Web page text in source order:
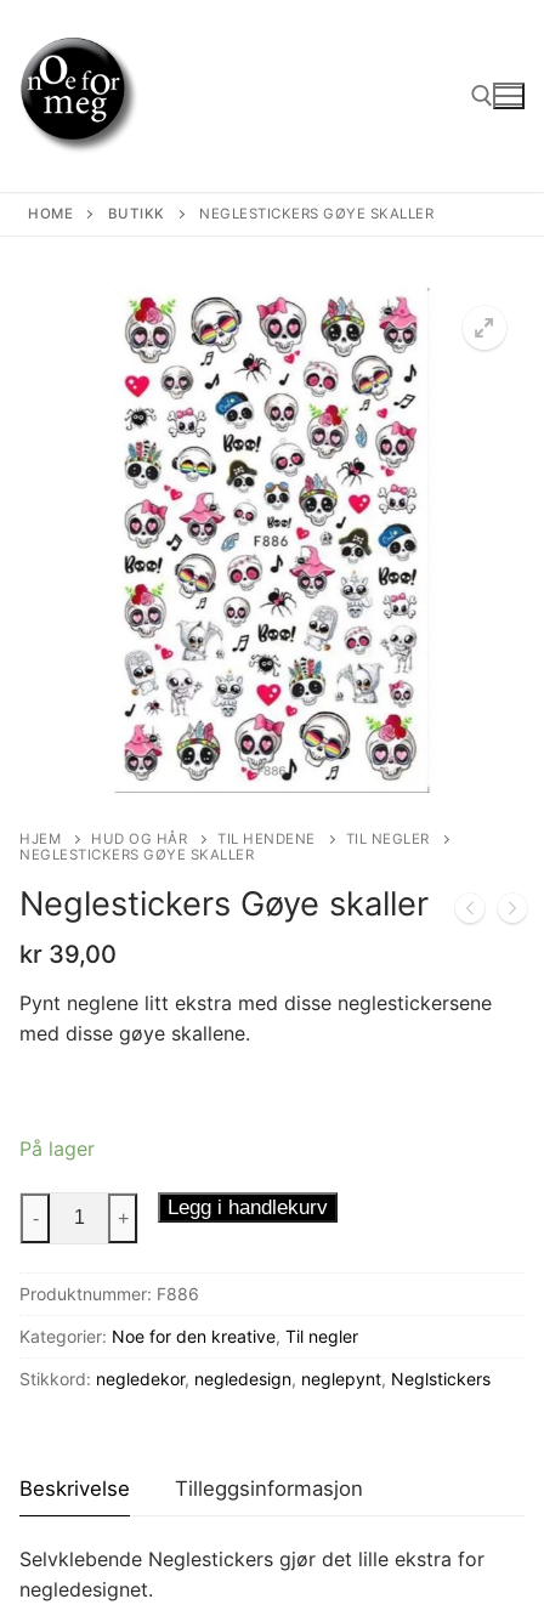
content
HOME BUTIKK NEGLESTICKERS GØYE SKALLER
HJEM HUD OG HÅR TIL HENDENE
TIL NEGLER
NEGLESTICKERS GØYE SKALLER
Neglestickers Gøye skaller
kr 39,00
Pynt neglene litt ekstra med disse neglestickersene
med disse gøye skallene.
På lager
Neglestickers
Gøye
antall
- + Legg i handlekurv
Produktnummer: F886
Kategorier: Noe for den kreative, Til negler
Stikkord: negledekor, negledesign, neglepynt, Neglstickers
Beskrivelse Tilleggsinformasjon
Selvklebende Neglestickers gjør det lille ekstra for
negledesignet.